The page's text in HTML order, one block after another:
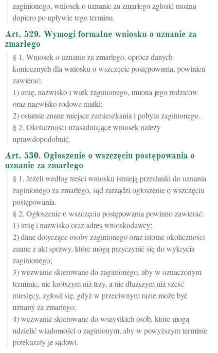
zaginionego, wniosek o uznanie za zmarłego zgłosić można
dopiero po upływie tego terminu.
Art. 529. Wymogi formalne wniosku o uznanie za
zmarłego
§ 1. Wniosek o uznanie za zmarłego, oprócz danych
koniecznych dla wniosku o wszczęcie postępowania, powinien
zawierać:
1) imię, nazwisko i wiek zaginionego, imiona jego rodziców
oraz nazwisko rodowe matki;
2) ostatnie znane miejsce zamieszkania i pobytu zaginionego.
§ 2. Okoliczności uzasadniające wniosek należy
uprawdopodobnić.
Art. 530. Ogłoszenie o wszczęciu postępowania o
uznanie za zmarłego
§ 1. Jeżeli według treści wniosku istnieją przesłanki do uznania
zaginionego za zmarłego, sąd zarządzi ogłoszenie o wszczęciu
postępowania.
§ 2. Ogłoszenie o wszczęciu postępowania powinno zawierać:
1) imię i nazwisko oraz adres wnioskodawcy;
2) dane dotyczące osoby zaginionego oraz istotne okoliczności
znane z akt sprawy, które mogą przyczynić się do wykrycia
zaginionego;
3) wezwanie skierowane do zaginionego, aby w oznaczonym
terminie, nie krótszym niż trzy, a nie dłuższym niż sześć
miesięcy, zgłosił się, gdyż w przeciwnym razie może być
uznany za zmarłego;
4) wezwanie skierowane do wszystkich osób, które mogą
udzielić wiadomości o zaginionym, aby w powyższym terminie
przekazały je sądowi.